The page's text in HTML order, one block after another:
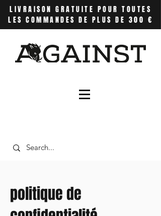
LIVRAISON GRATUITE POUR TOUTES
LES COMMANDES DE PLUS DE 300 €
politique de